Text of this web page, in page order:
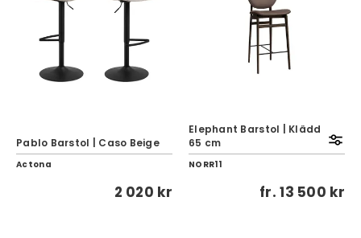
Pablo Barstol | Caso Beige
Actona
2 020 kr
Elephant Barstol | Klädd
65 cm
NORR11
fr.13 500 kr